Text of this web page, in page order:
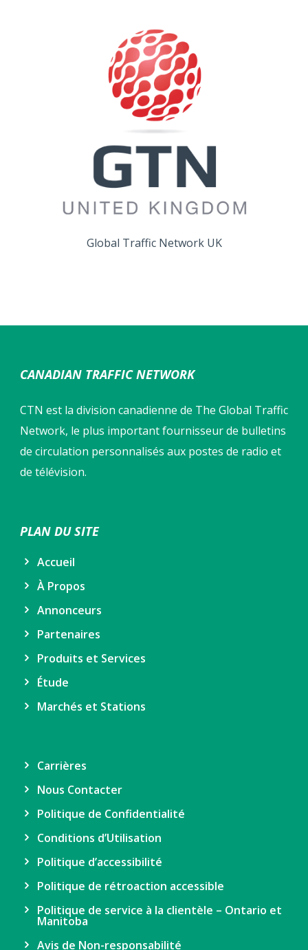
Global Traffic Network UK
CANADIAN TRAFFIC NETWORK
CTN est la division canadienne de The Global Traffic
Network, le plus important fournisseur de bulletins
de circulation personnalisés aux postes de radio et
de télévision.
PLAN DU SITE
Accueil
À Propos
Annonceurs
Partenaires
Produits et Services
Étude
Marchés et Stations
Carrières
Nous Contacter
Politique de Confidentialité
Conditions d’Utilisation
Politique d’accessibilité
Politique de rétroaction accessible
Politique de service à la clientèle – Ontario et
Manitoba
Avis de Non-responsabilité